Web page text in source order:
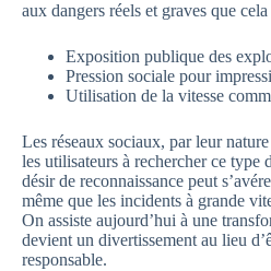
aux dangers réels et graves que
Exposition publique des
Pression sociale pour
Utilisation de la vitesse
Les réseaux sociaux, par leur
les utilisateurs à rechercher ce type
désir de reconnaissance peut
même que les incidents à grande
On assiste aujourd’hui à une
devient un divertissement au lieu
responsable.